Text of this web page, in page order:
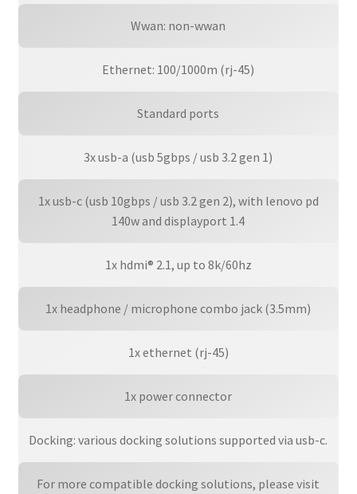
Wwan: non-wwan
Ethernet: 100/1000m (rj-45)
Standard ports
3x usb-a (usb 5gbps / usb 3.2 gen 1)
1x usb-c (usb 10gbps / usb 3.2 gen 2), with lenovo pd
140w and displayport 1.4
1x hdmi® 2.1, up to 8k/60hz
1x headphone / microphone combo jack (3.5mm)
1x ethernet (rj-45)
1x power connector
Docking: various docking solutions supported via usb-c.
For more compatible docking solutions, please visit